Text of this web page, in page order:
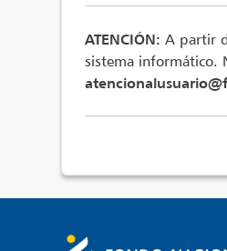
ATENCIÓN: A partir
sistema informático.